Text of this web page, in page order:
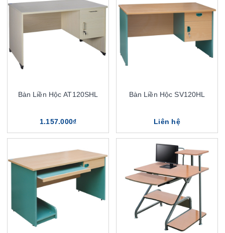
Bàn Liền Hộc AT120SHL
1.157.000₫
Bàn Liền Hộc SV120HL
Liên hệ